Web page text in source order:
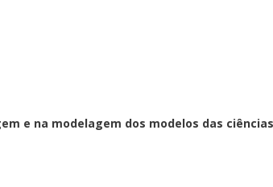
e na modelagem dos modelos das